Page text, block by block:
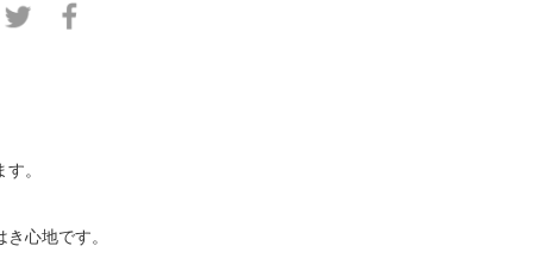
。
心地です。